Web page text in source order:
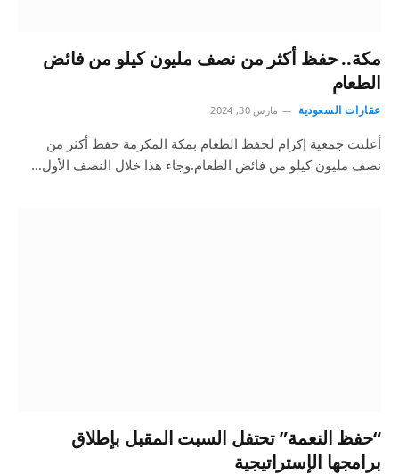
مكة.. حفظ أكثر من نصف مليون كيلو من فائض
الطعام
عقارات السعودية مارس 30, 2024
أعلنت جمعية إكرام لحفظ الطعام بمكة المكرمة حفظ أكثر من
نصف مليون كيلو من فائض الطعام.وجاء هذا خلال النصف الأول…
“حفظ النعمة” تحتفل السبت المقبل بإطلاق
برامجها الإستراتيجية